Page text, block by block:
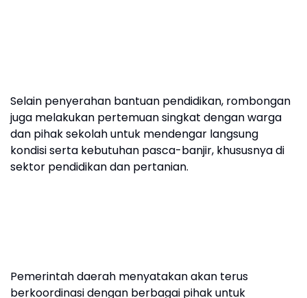
Selain penyerahan bantuan pendidikan, rombongan
juga melakukan pertemuan singkat dengan warga
dan pihak sekolah untuk mendengar langsung
kondisi serta kebutuhan pasca-banjir, khususnya di
sektor pendidikan dan pertanian.
Pemerintah daerah menyatakan akan terus
berkoordinasi dengan berbagai pihak untuk